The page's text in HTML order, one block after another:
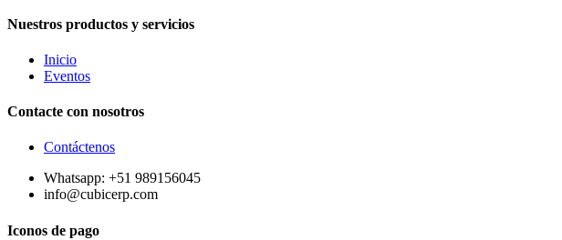
Nuestros productos y servicios
Inicio
Eventos
Contacte con nosotros
Contáctenos
Whatsapp: +51 989156045
info@cubicerp.com
Iconos de pago